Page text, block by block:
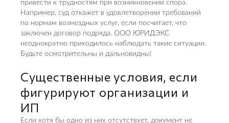
привести к трудностям при возникновении спора.
Например, суд откажет в удовлетворении требований
по нормам возмездных услуг, если посчитает, что
заключен договор подряда. ООО ЮРИДЭКС
неоднократно приходилось наблюдать такие ситуации.
Будьте осмотрительны и дальновидны!
Существенные условия, если
фигурируют организации и
ИП
Если хотя бы одно из них отсутствует, документ не